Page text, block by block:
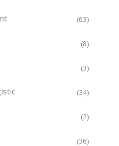
(63)
(8)
(3)
(34)
(2)
(36)